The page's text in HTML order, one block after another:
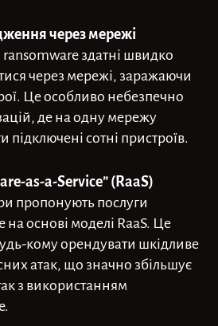
через мережі
здатні швидко
через мережі, заражаючи
Це особливо небезпечно
де на одну мережу
підключені сотні пристроїв.
as-a-Service” (RaaS)
пропонують послуги
на основі моделі RaaS. Це
кому орендувати шкідливе
атак, що значно збільшує
з використанням